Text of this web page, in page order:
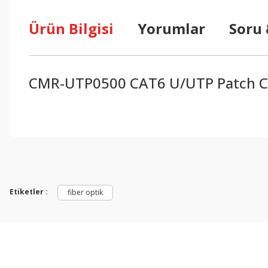
Ürün Bilgisi Yorumlar Soru
CMR-UTP0500 CAT6 U/UTP Patch
Ürün açıklamasında eksik bilgiler bulunuyor.
Ürün bilgilerinde hatalar bulunuyor.
Etiketler : fiber optik